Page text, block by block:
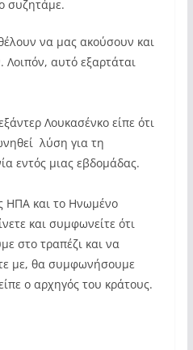
συζητάμε.
να μας ακούσουν και
αυτό εξαρτάται
Λουκασένκο είπε ότι
λύση για τη
εντός μιας εβδομάδας.
ΗΠΑ και το Ηνωμένο
και συμφωνείτε ότι
στο τραπέζι και να
με, θα συμφωνήσουμε
ο αρχηγός του κράτους.